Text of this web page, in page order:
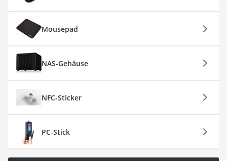
Mousepad
NAS-Gehäuse
NFC-Sticker
PC-Stick